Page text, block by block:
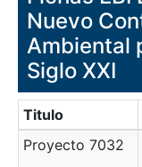
Nuevo
Ambiental
Siglo XXI
Titulo
Proyecto 7032